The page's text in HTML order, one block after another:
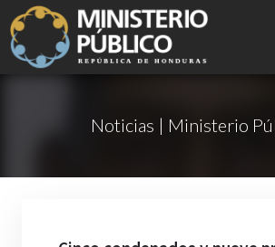
Noticias | Ministerio